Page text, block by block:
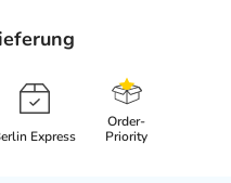
Express
Order-
Priority